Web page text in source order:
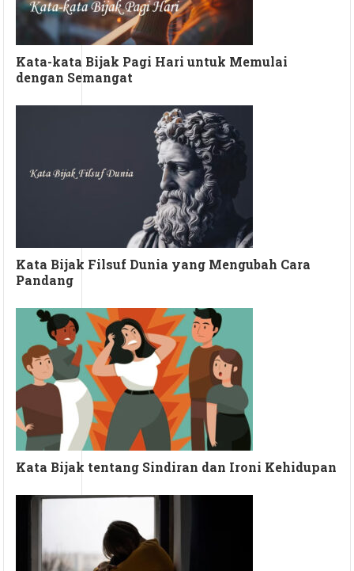
Kata-kata Bijak Pagi Hari untuk Memulai
dengan Semangat
Kata Bijak Filsuf Dunia yang Mengubah Cara
Pandang
Kata Bijak tentang Sindiran dan Ironi Kehidupan